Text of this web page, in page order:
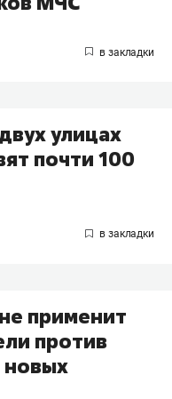
улицах
почти 100
применит
против